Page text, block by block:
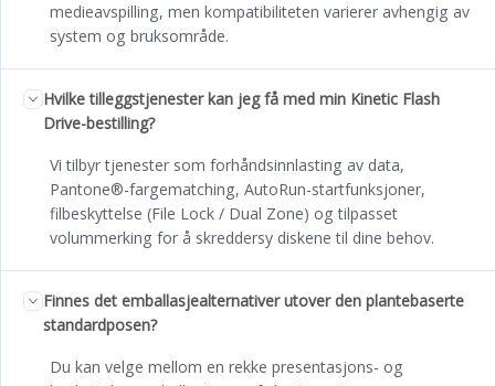
medieavspilling, men kompatibiliteten varierer avhengig av
system og bruksområde.
Hvilke tilleggstjenester kan jeg få med min Kinetic Flash
Drive-bestilling?
Vi tilbyr tjenester som forhåndsinnlasting av data,
Pantone®-fargematching, AutoRun-startfunksjoner,
filbeskyttelse (File Lock / Dual Zone) og tilpasset
volummerking for å skreddersy diskene til dine behov.
Finnes det emballasjealternativer utover den plantebaserte
standardposen?
Du kan velge mellom en rekke presentasjons- og